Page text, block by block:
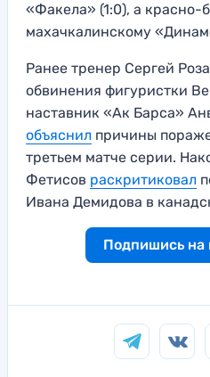
«Факела» (1:0), а красно-
махачкалинскому
Ранее тренер Сергей
обвинения фигуристки
наставник «Ак Барса»
объяснил причины
третьем матче серии.
Фетисов раскритиковал
Ивана Демидова в
Подпишись на